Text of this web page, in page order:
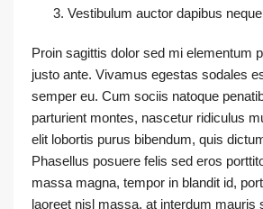
Vestibulum auctor dapibus
Proin sagittis dolor sed mi elementum
justo ante. Vivamus egestas sodales
semper eu. Cum sociis natoque
parturient montes, nascetur ridiculus
elit lobortis purus bibendum, quis
Phasellus posuere felis sed eros
massa magna, tempor in blandit id,
laoreet nisl massa, at interdum mauris